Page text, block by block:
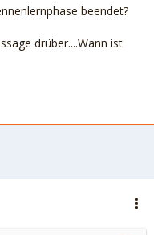
beendet?
drüber....Wann ist